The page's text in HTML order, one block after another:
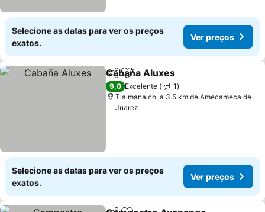
Selecione as datas para ver os preços
exatos.
Ver preços
PartilharAdicionar aos favoritos
Cabaña Aluxes
9,0 Excelente
1
Tlalmanalco, a 3.5 km de Amecameca de
Juarez
Selecione as datas para ver os preços
exatos.
Ver preços